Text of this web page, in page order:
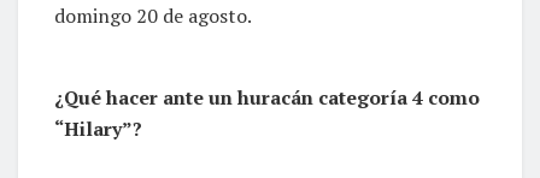
domingo 20 de agosto.
¿Qué hacer ante un huracán categoría 4 como
“Hilary”?